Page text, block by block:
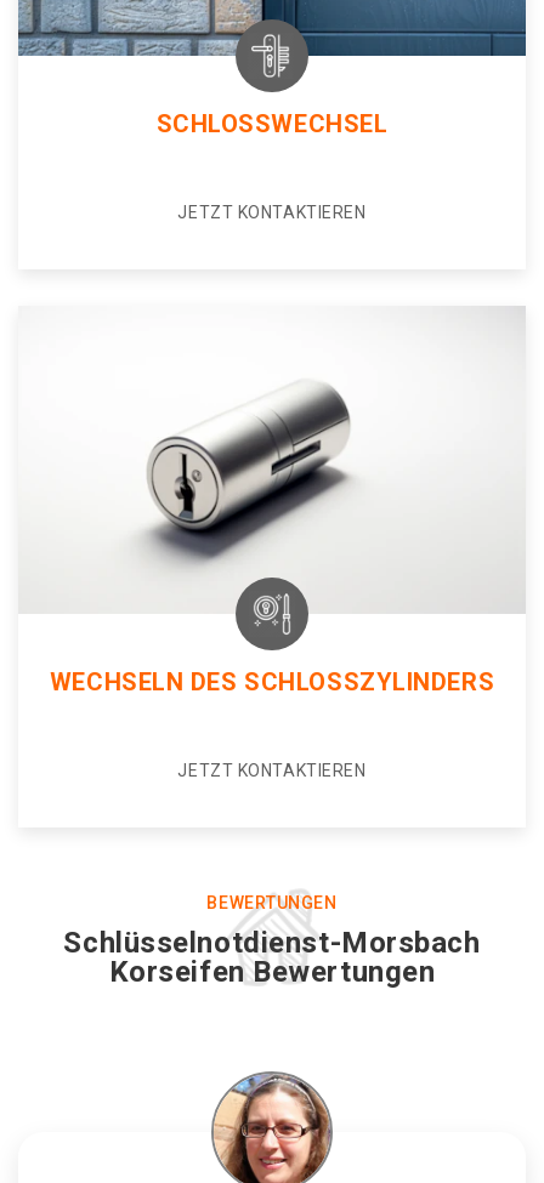
SCHLOSSWECHSEL
JETZT KONTAKTIEREN
WECHSELN DES SCHLOSSZYLINDERS
JETZT KONTAKTIEREN
BEWERTUNGEN
Schlüsselnotdienst-Morsbach
Korseifen Bewertungen